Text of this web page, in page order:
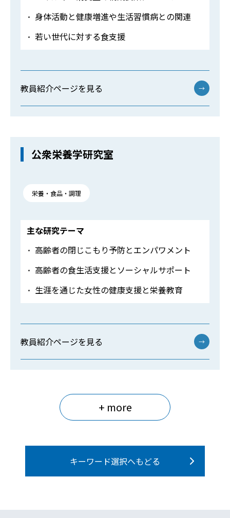
身体活動と健康増進や生活習慣病との関連
若い世代に対する食支援
教員紹介ページを見る →
公衆栄養学研究室
栄養・食品・調理
主な研究テーマ
高齢者の閉じこもり予防とエンパワメント
高齢者の食生活支援とソーシャルサポート
生涯を通じた女性の健康支援と栄養教育
教員紹介ページを見る →
+ more
キーワード選択へもどる